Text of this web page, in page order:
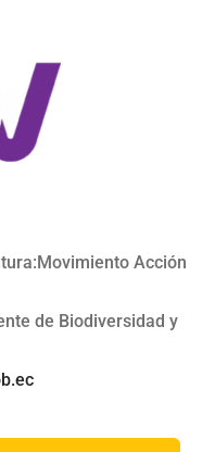
Acción
de Biodiversidad y